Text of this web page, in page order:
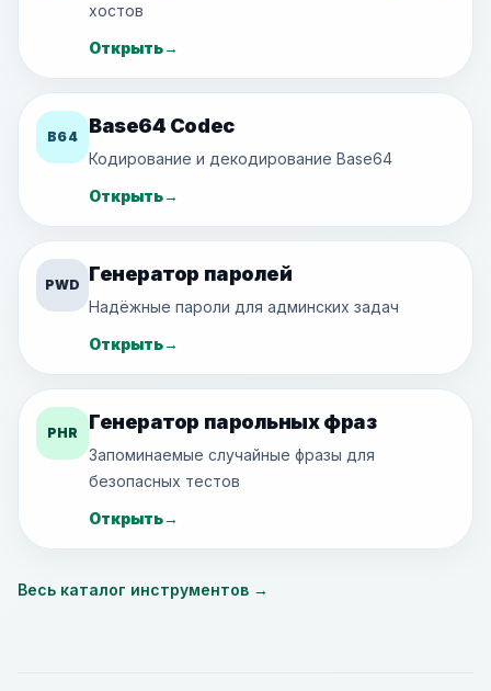
хостов
Открыть→
B64 Base64 Codec
Кодирование и декодирование Base64
Открыть→
PWD Генератор паролей
Надёжные пароли для админских задач
Открыть→
PHR Генератор парольных фраз
Запоминаемые случайные фразы для
безопасных тестов
Открыть→
Весь каталог инструментов →